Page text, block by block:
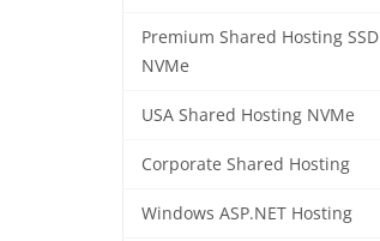
Premium Shared Hosting SSD
NVMe
USA Shared Hosting NVMe
Corporate Shared Hosting
Windows ASP.NET Hosting